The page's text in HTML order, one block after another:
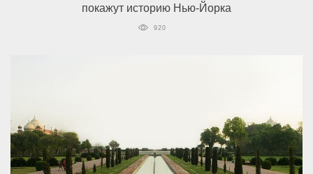
покажут историю Нью-Йорка
920